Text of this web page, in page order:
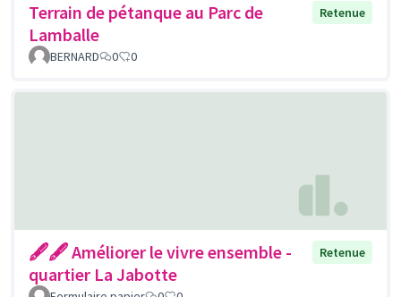
Terrain de pétanque au Parc de
Lamballe
Retenue
BERNARD 0 0
🖋🖋 Améliorer le vivre ensemble -
quartier La Jabotte
Retenue